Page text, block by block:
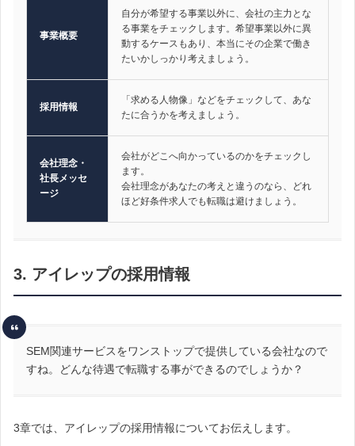
事業概要
自分が希望する事業以外に、会社の主力とな
る事業をチェックします。希望事業以外に異
動するケースもあり、本当にその企業で働き
たいかしっかり考えましょう。
採用情報
「求める人物像」などをチェックして、あな
たに合うかを考えましょう。
会社理念・
社長メッセ
ージ
会社がどこへ向かっているのかをチェックし
ます。
会社理念があなたの考えと違うのなら、どれ
ほど好条件求人でも転職は避けましょう。
3. アイレップの採用情報
SEM関連サービスをワンストップで提供している会社なので
すね。どんな待遇で転職する事ができるのでしょうか？
3章では、アイレップの採用情報についてお伝えします。